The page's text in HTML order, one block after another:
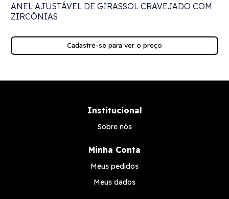
ANEL AJUSTÁVEL DE GIRASSOL CRAVEJADO COM
ZIRCÔNIAS
Cadastre-se para ver o preço
Institucional
Sobre nós
Minha Conta
Meus pedidos
Meus dados